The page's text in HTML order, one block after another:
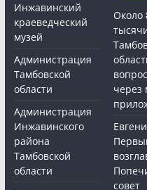
Инжавинский
краеведческий
музей
Администрация
Тамбовской
области
Администрация
Инжавинского
района
Тамбовской
области
Около
через
совет